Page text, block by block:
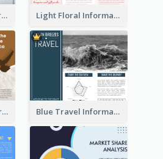
Iceland Travel Informational Tri Fold Brochure Light Floral Informational Tri Fold Brochure
Brown Wildlife Informational Tri Fold Brochure Blue Travel Informational Tri Fold Brochure